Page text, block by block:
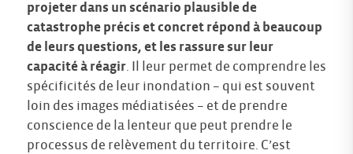
projeter dans un scénario plausible de
catastrophe précis et concret répond à beaucoup
de leurs questions, et les rassure sur leur
capacité à réagir. Il leur permet de comprendre les
spécificités de leur inondation – qui est souvent
loin des images médiatisées – et de prendre
conscience de la lenteur que peut prendre le
processus de relèvement du territoire. C’est